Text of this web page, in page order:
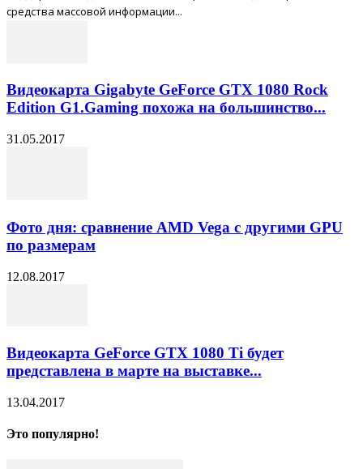
средства массовой информации...
Видеокарта Gigabyte GeForce GTX 1080 Rock
Edition G1.Gaming похожа на большинство...
31.05.2017
Фото дня: сравнение AMD Vega с другими GPU
по размерам
12.08.2017
Видеокарта GeForce GTX 1080 Ti будет
представлена в марте на выставке...
13.04.2017
Это популярно!